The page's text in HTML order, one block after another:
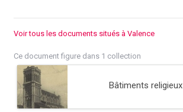
Voir tous les documents situés à Valence
Ce document figure dans 1 collection
Bâtiments religieux